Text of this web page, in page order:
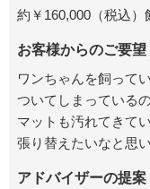
約￥160,000（税込）
お客様からのご要望
ワンちゃんを飼って
ついてしまっている
マットも汚れてきて
張り替えたいなと思
アドバイザーの提案